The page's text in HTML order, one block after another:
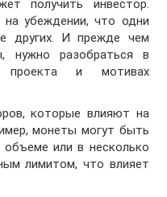
получить инвестор.
на убеждении, что одни
других. И прежде чем
нужно разобраться в
проекта и мотивах
которые влияют на
монеты могут быть
или в несколько
лимитом, что влияет